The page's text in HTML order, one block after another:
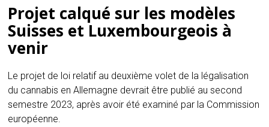
Projet calqué sur les modèles
Suisses et Luxembourgeois à
venir
Le projet de loi relatif au deuxième volet de la légalisation
du cannabis en Allemagne devrait être publié au second
semestre 2023, après avoir été examiné par la Commission
européenne.